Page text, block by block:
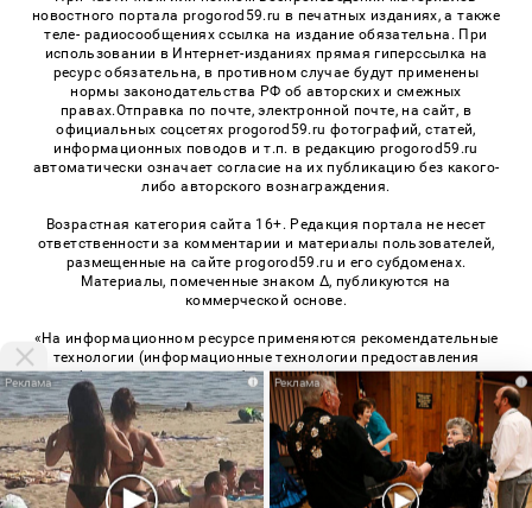
новостного портала progorod59.ru в печатных изданиях, а также
теле- радиосообщениях ссылка на издание обязательна. При
использовании в Интернет-изданиях прямая гиперссылка на
ресурс обязательна, в противном случае будут применены
нормы законодательства РФ об авторских и смежных
правах.Отправка по почте, электронной почте, на сайт, в
официальных соцсетях progorod59.ru фотографий, статей,
информационных поводов и т.п. в редакцию progorod59.ru
автоматически означает согласие на их публикацию без какого-
либо авторского вознаграждения.
Возрастная категория сайта 16+. Редакция портала не несет
ответственности за комментарии и материалы пользователей,
размещенные на сайте progorod59.ru и его субдоменах.
Материалы, помеченные знаком Δ, публикуются на
коммерческой основе.
«На информационном ресурсе применяются рекомендательные
технологии (информационные технологии предоставления
информации на основе сбора, систематизации и анализа
сведений, относящихся к предпочтениям пользователей сети
«Интернет», находящихся на территории Российской
Федерации)». Правила применения рекомендательных
технологий в виджетах рекламно-обменной сети«СМИ2» (PDF),
«Sparrow» (PDF)
i i